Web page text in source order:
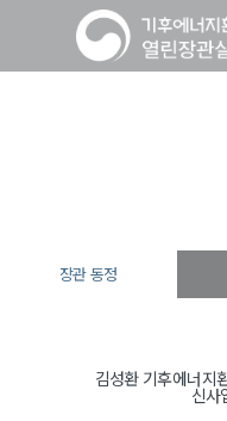
장관 동정
김성환 기후에너지
신사